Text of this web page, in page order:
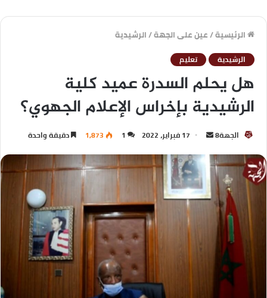
الرئيسية/عين على الجهة/الرشيدية
الرشيدية تعليم
هل يحلم السدرة عميد كلية
الرشيدية بإخراس الإعلام الجهوي؟
الجهة8 17 فبراير، 2022 1
1,873 دقيقة واحدة